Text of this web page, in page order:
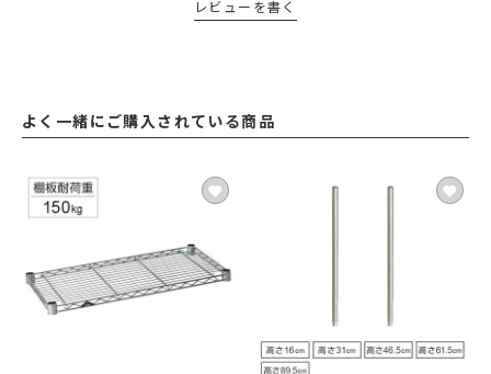
レビューを書く
よく一緒にご購入されている商品